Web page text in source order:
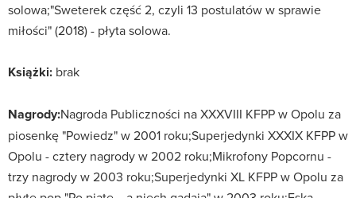
solowa;"Sweterek część 2, czyli 13 postulatów w sprawie
miłości" (2018) - płyta solowa.
Książki: brak
Nagrody:Nagroda Publiczności na XXXVIII KFPP w Opolu za
piosenkę "Powiedz" w 2001 roku;Superjedynki XXXIX KFPP w
Opolu - cztery nagrody w 2002 roku;Mikrofony Popcornu -
trzy nagrody w 2003 roku;Superjedynki XL KFPP w Opolu za